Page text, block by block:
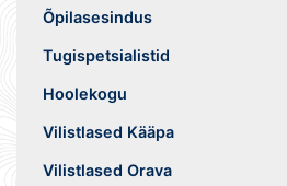
Õpilasesindus
Tugispetsialistid
Hoolekogu
Vilistlased Kääpa
Vilistlased Orava